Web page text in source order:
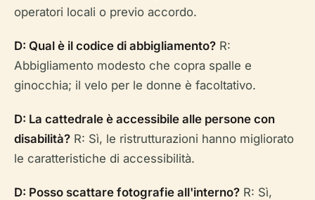
operatori locali o previo accordo.
D: Qual è il codice di abbigliamento? R:
Abbigliamento modesto che copra spalle e
ginocchia; il velo per le donne è facoltativo.
D: La cattedrale è accessibile alle persone con
disabilità? R: Sì, le ristrutturazioni hanno migliorato
le caratteristiche di accessibilità.
D: Posso scattare fotografie all'interno? R: Sì,